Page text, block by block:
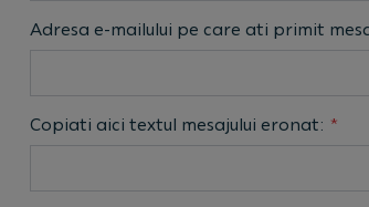
Adresa e-mailului pe care ati primit
Copiati aici textul mesajului eronat: *